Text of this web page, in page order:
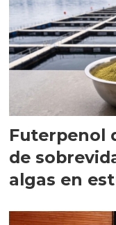
Futerpenol
de
algas en